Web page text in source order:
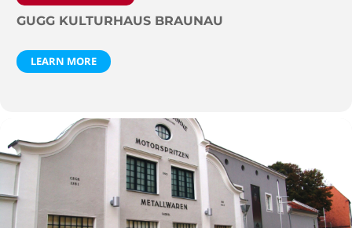
GUGG KULTURHAUS BRAUNAU
LEARN MORE